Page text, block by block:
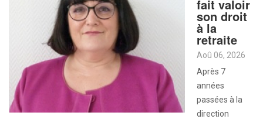
fait valoir
son droit
à la
retraite
Aoû 06, 2026
Après 7
années
passées à la
direction